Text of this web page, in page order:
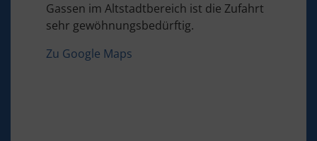
Gassen im Altstadtbereich ist die Zufahrt
sehr gewöhnungsbedürftig.
Zu Google Maps